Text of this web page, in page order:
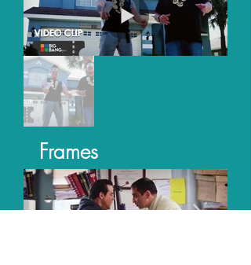
Frames